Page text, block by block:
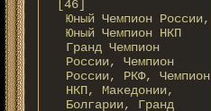
[46]
Юный Чемпион России,
Юный Чемпион НКП
Гранд Чемпион
России, Чемпион
России, РКФ, Чемпион
НКП, Македонии,
Болгарии, Гранд